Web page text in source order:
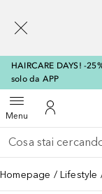
HAIRCARE DAYS! -
solo da APP
MenuApri menuAl Mio
Torna indietro
Esegui ricerca
Homepage Lifestyle